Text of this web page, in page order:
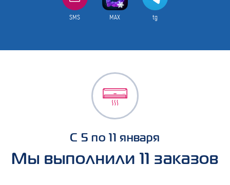
SMS MAX tg
С 5 по 11 января
Мы выполнили 11 заказов